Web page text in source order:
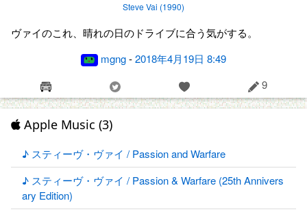
Steve Vai (1990)
ヴァイのこれ、晴れの日のドライブに合う気がする。
mgng-2018年4月19日 8:49
9
Apple Music (3)
♪ スティーヴ・ヴァイ / Passion and Warfare
♪ スティーヴ・ヴァイ / Passion & Warfare (25th Annivers
ary Edition)